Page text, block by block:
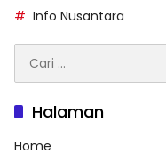
Info Nusantara
untuk:
Halaman
Home